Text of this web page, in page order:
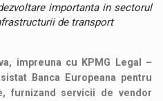
importanta in sectorul
de transport
impreuna cu KPMG Legal –
Banca Europeana pentru
furnizand servicii de vendor